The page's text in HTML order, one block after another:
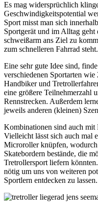
Es mag widersprüchlich
Geschwindigkeitspotential
Sport misst man sich
Sportgerät und im Alltag geht
schweißarm ans Ziel zu
zum schnelleren Fahrrad steht.
Eine sehr gute Idee sind,
verschiedenen Sportarten
Handbiker und
eine größere Teilnehmerzahl
Rennstrecken. Außerdem
jeweils anderen (kleinen)
Kombinationen sind auch
Vielleicht lässt sich auch mal
Microroller knüpfen,
Skatebordern bestände, die
Tretrollersport liefern
nötig um uns von weiteren
Sportlern entdecken zu lassen.